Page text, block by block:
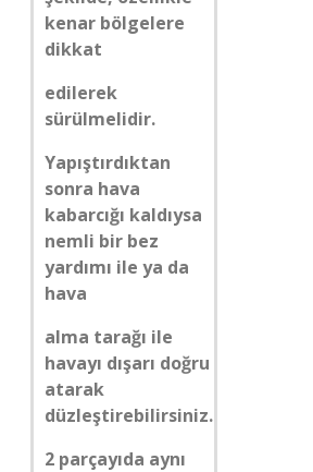
kenar bölgelere
dikkat
edilerek
sürülmelidir.
Yapıştırdıktan
sonra hava
kabarcığı kaldıysa
nemli bir bez
yardımı ile ya da
hava
alma tarağı ile
havayı dışarı doğru
atarak
düzleştirebilirsiniz.
2 parçayıda aynı